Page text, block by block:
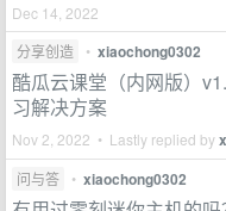
Dec 14, 2022
分享创造
• xiaochong0302
酷瓜云课堂（内网版）
习解决方案
Nov 2, 2022 • Lastly replied by
问与答 • xiaochong0302